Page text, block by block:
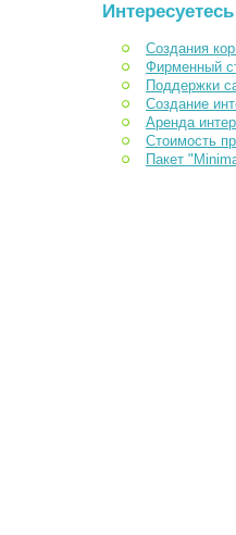
Создания
Фирменный
Поддержки
Создание
Аренда
Стоимость
Пакет